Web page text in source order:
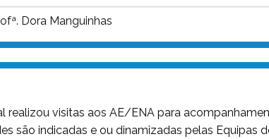
Dora Manguinhas
visitas aos AE/ENA para
são indicadas e ou dinamizadas pelas Equipas